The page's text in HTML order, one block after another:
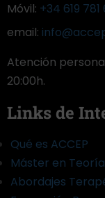
Móvil: +34 619 781
email:
Atención
20:00h.
Links de
Qué es ACCEP
Máster en
Abordajes